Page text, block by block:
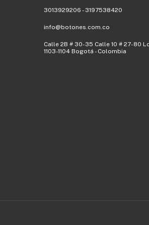
3013929206 - 3197538420
info@botones.com.co
Calle 2B # 30-35 Calle 10 # 27-80
1103-1104 Bogotá - Colombia